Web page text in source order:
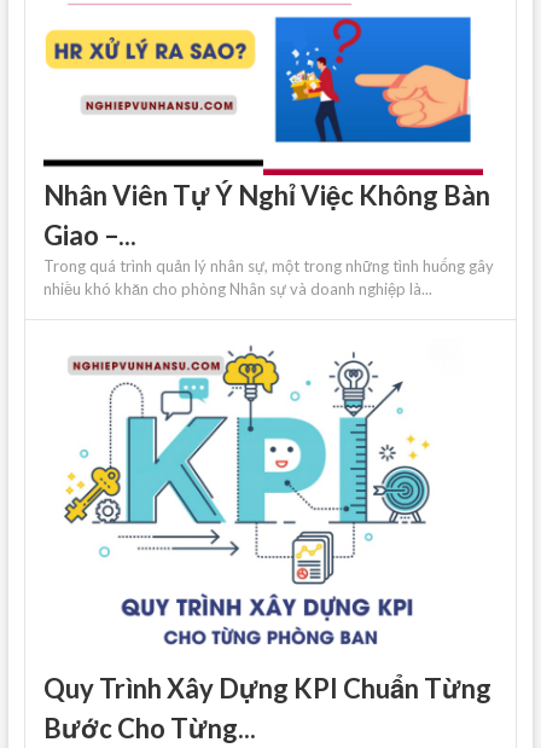
Nhân Viên Tự Ý Nghỉ Việc Không Bàn
Giao –...
Trong quá trình quản lý nhân sự, một trong những tình huống gây
nhiều khó khăn cho phòng Nhân sự và doanh nghiệp là...
Quy Trình Xây Dựng KPI Chuẩn Từng
Bước Cho Từng...